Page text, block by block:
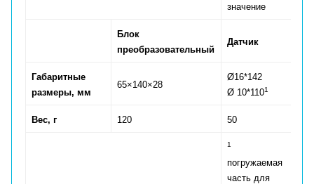
значение
Блок
преобразовательный
Датчик
Габаритные
размеры, мм
65×140×28
Ø16*142
Ø 10*1101
Вес, г 120 50
1
погружаемая
часть для